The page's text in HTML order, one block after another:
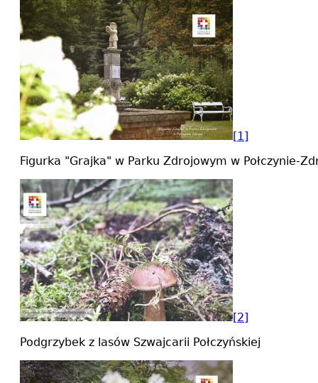
[1]
Figurka "Grajka" w Parku Zdrojowym w Połczynie-
[2]
Podgrzybek z lasów Szwajcarii Połczyńskiej